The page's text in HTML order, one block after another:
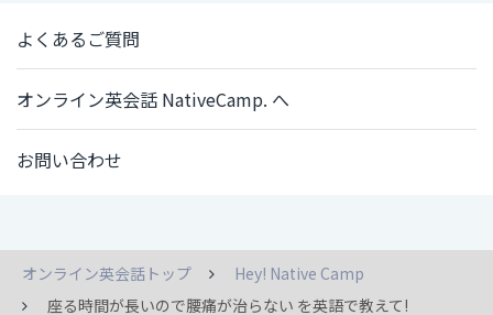
よくあるご質問
オンライン英会話 NativeCamp. へ
お問い合わせ
オンライン英会話トップ
Hey! Native Camp
座る時間が長いので腰痛が治らない を英語で教えて!